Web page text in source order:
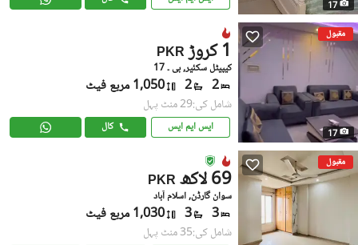
17
مقبول
17
PKR 1 کروڑ
کیپیٹل سکئیر, بی ۔ 17
2
2 1,050 مربع فیٹ
شامل کی:29 منٹ پہل
ایس ایم ایس کال
مقبول
PKR 69 لاکھ
سوان گارڈن, اسلام آباد
3
3 1,030 مربع فیٹ
شامل کی:35 منٹ پہل